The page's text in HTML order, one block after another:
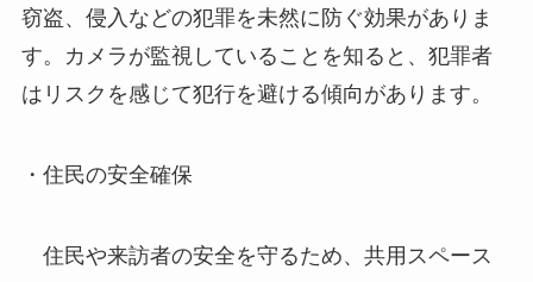
窃盗、侵入などの犯罪を未然に防ぐ効果がありま
す。カメラが監視していることを知ると、犯罪者
はリスクを感じて犯行を避ける傾向があります。
・住民の安全確保
住民や来訪者の安全を守るため、共用スペース